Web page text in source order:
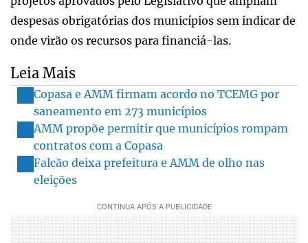
despesas obrigatórias dos municípios sem indicar de
onde virão os recursos para financiá-las.
Leia Mais
Copasa e AMM firmam acordo no TCEMG por
saneamento em 273 municípios
AMM propõe permitir que municípios rompam
contratos com a Copasa
Falcão deixa prefeitura e AMM de olho nas
eleições